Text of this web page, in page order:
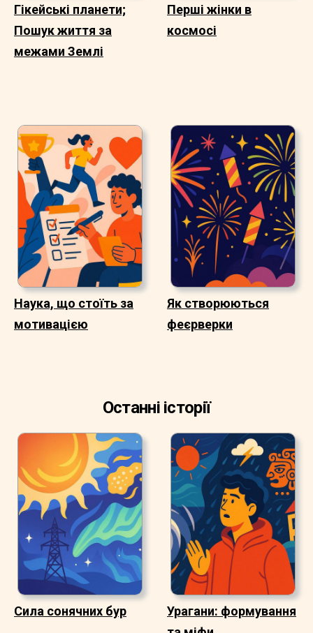
Гікейські планети;
Пошук життя за
межами Землі
Перші жінки в
космосі
Наука, що стоїть за
мотивацією
Як створюються
феєрверки
Останні історії
Сила сонячних бур
Урагани: формування